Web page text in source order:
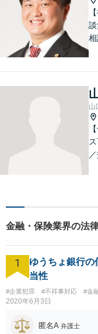
山
金融・保険業界の法
1
ゆうちょ銀行の
当性
#企業犯罪 #不祥事対応 #金
2020年6月3日
匿名A 弁護士